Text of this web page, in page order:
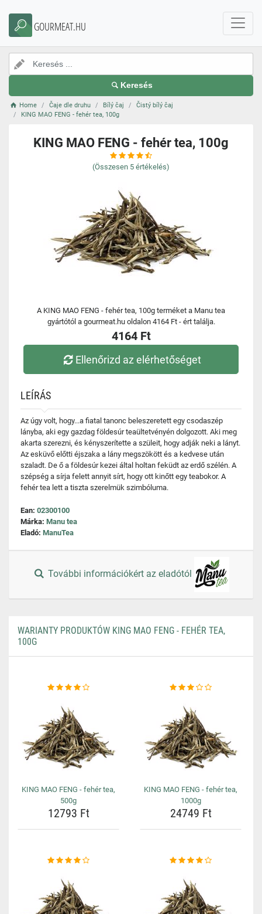
GOURMEAT.HU
Keresés
Home Čaje dle druhu Bílý čaj
Čistý bílý čaj
KING MAO FENG - fehér tea, 100g
KING MAO FENG - fehér tea, 100g
(Összesen 5 értékelés)
A KING MAO FENG - fehér tea, 100g terméket a Manu tea
gyártótól a gourmeat.hu oldalon 4164 Ft - ért találja.
4164 Ft
Ellenőrizd az elérhetőséget
LEÍRÁS
Az úgy volt, hogy...a fiatal tanonc beleszeretett egy csodaszép
lányba, aki egy gazdag földesúr teaültetvényén dolgozott. Aki meg
akarta szerezni, és kényszerítette a szüleit, hogy adják neki a lányt.
Az esküvő előtti éjszaka a lány megszökött és a kedvese után
szaladt. De ő a földesúr kezei által holtan feküdt az erdő szélén. A
szépség a sírja felett annyit sírt, hogy ott kinőtt egy teabokor. A
fehér tea lett a tiszta szerelmük szimbóluma.
Ean: 02300100
Márka: Manu tea
Eladó: ManuTea
További információkért az eladótól
WARIANTY PRODUKTÓW KING MAO FENG - FEHÉR TEA,
100G
KING MAO FENG - fehér tea,
500g
12793 Ft
KING MAO FENG - fehér tea,
1000g
24749 Ft